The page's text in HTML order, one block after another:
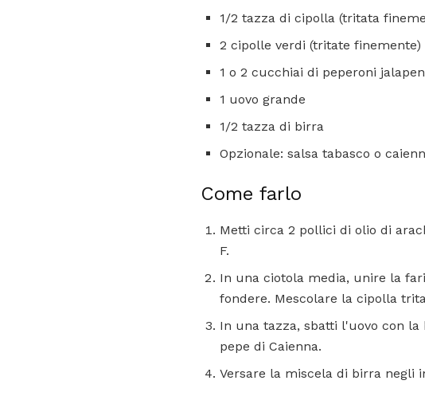
1/2 tazza di cipolla (tritata
2 cipolle verdi (tritate finemente)
1 o 2 cucchiai di peperoni
1 uovo grande
1/2 tazza di birra
Opzionale: salsa tabasco o
Come farlo
Metti circa 2 pollici di olio di
F.
In una ciotola media, unire la
fondere. Mescolare la cipolla
In una tazza, sbatti l'uovo con la
pepe di Caienna.
Versare la miscela di birra negli